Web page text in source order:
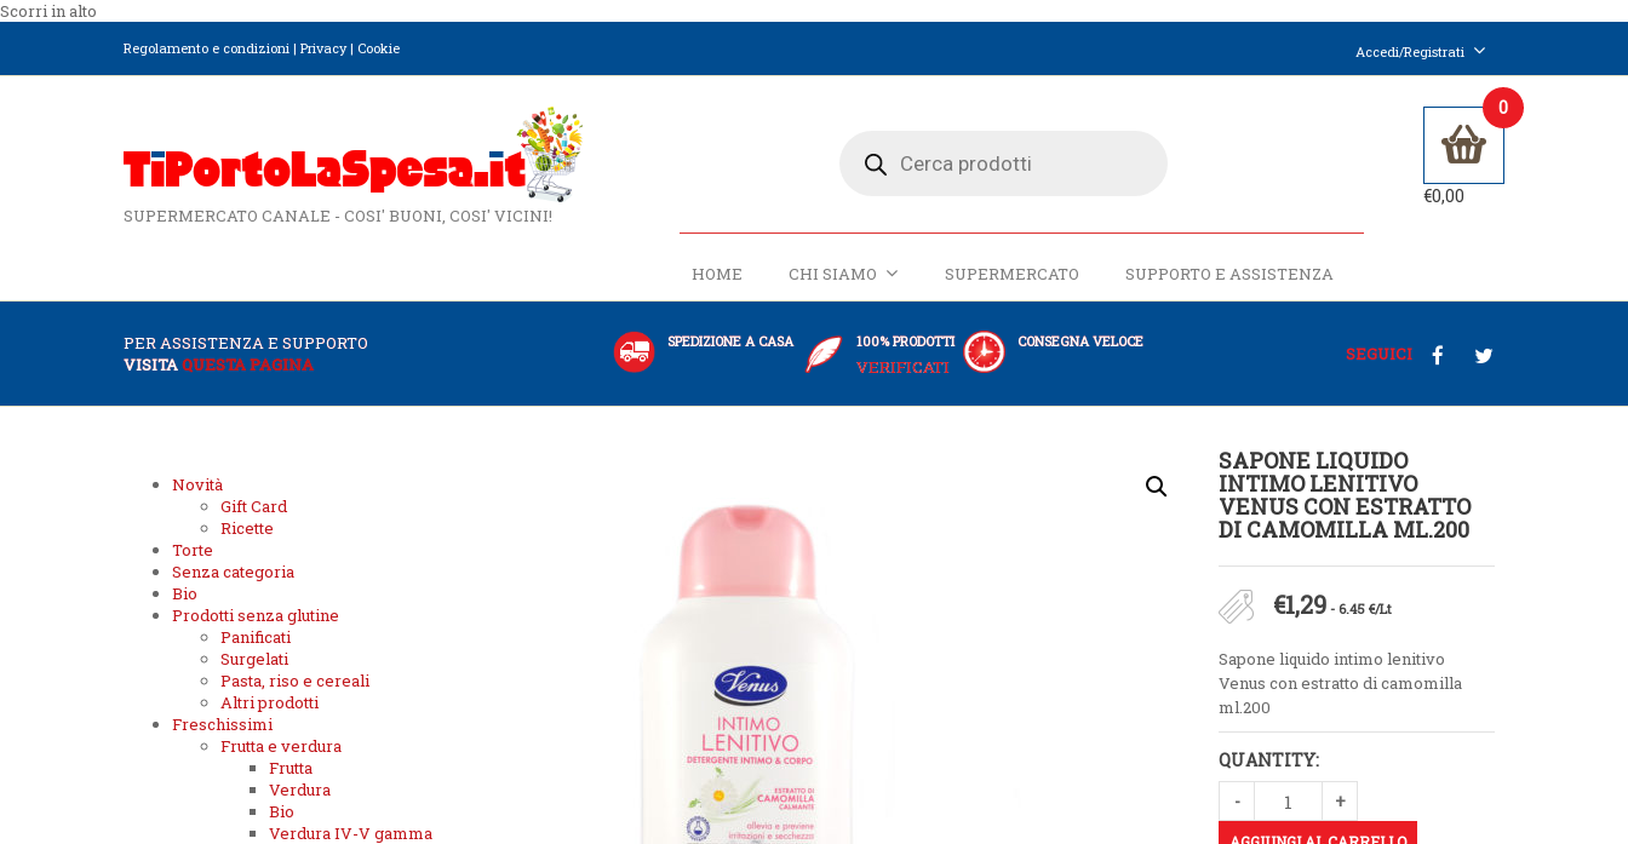
Scorri in alto
Regolamento e condizioni | Privacy| Cookie Accedi/Registrati
SUPERMERCATO CANALE - COSI' BUONI, COSI' VICINI!
HOME CHI SIAMO SUPERMERCATO SUPPORTO E ASSISTENZA
0
€0,00
PER ASSISTENZA E SUPPORTO
VISITAQUESTA PAGINA
SPEDIZIONE A CASA 100% PRODOTTI
VERIFICATI
CONSEGNA VELOCE
SEGUICI
SAPONE LIQUIDO
INTIMO LENITIVO
VENUS CON ESTRATTO
DI CAMOMILLA ML.200
€1,29 - 6.45 €/Lt
Sapone liquido intimo lenitivo
Venus con estratto di camomilla
ml.200
QUANTITY:
Novità
Gift Card
Ricette
Torte
Senza categoria
Bio
Prodotti senza glutine
Panificati
Surgelati
Pasta, riso e cereali
Altri prodotti
Freschissimi
Frutta e verdura
Frutta
Verdura
Bio
Verdura IV-V gamma